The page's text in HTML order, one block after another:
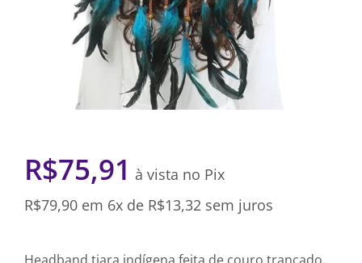
R$75,91 à vista no Pix
R$79,90 em 6x de R$13,32 sem juros